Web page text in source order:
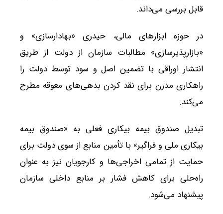
قابل بررسی می‌داند.
در حوزه ابزارهای مالی، حیدری «بهادارسازی» و
«بازارپذیرسازی» مطالبات سازمان از دولت از طریق
انتشار اوراقی با تضمین اصل و سود توسط دولت را
راهکاری مدرن برای نقد کردن بدهی‌های معوقه مطرح
می‌کند.
تبدیل صندوق بیمه بیکاری فعلی به «صندوق بیمه
بیکاری ملی و فراگیر» با تأمین منابع از سوی دولت برای
حمایت از تمامی اخراجی‌ها و کارجویان نیز به عنوان
راه‌حلی برای کاهش فشار بر منابع داخلی سازمان
پیشنهاد می‌شود.